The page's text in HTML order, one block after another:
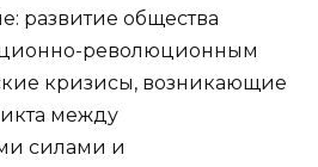
развитие общества
революционным
кризисы, возникающие
между
силами и